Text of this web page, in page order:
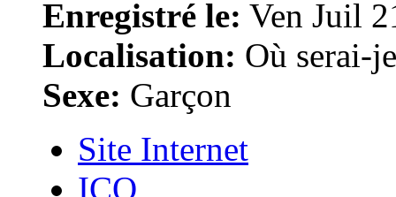
Enregistré le: Ven Juil
Localisation: Où serai-
Sexe: Garçon
Site Internet
ICQ